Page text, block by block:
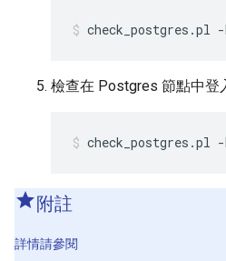
check_postgres.pl
檢查在 Postgres 節點中登
check_postgres.pl
附註
詳情請參閱